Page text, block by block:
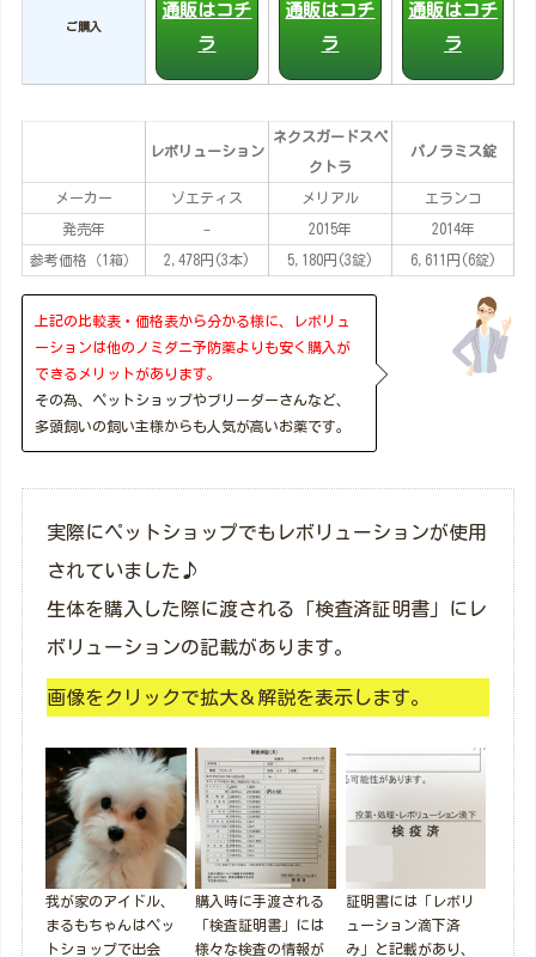
ご購入
通販はコチ
ラ
通販はコチ
ラ
通販はコチ
ラ
レボリューション
ネクスガードスペ
クトラ
パノラミス錠
メーカー ゾエティス メリアル エランコ
発売年 – 2015年 2014年
参考価格（1箱） 2,478円(3本) 5,180円(3錠) 6,611円(6錠)
上記の比較表・価格表から分かる様に、レボリュ
ーションは他のノミダニ予防薬よりも安く購入が
できるメリットがあります。
その為、ペットショップやブリーダーさんなど、
多頭飼いの飼い主様からも人気が高いお薬です。
実際にペットショップでもレボリューションが使用
されていました♪
生体を購入した際に渡される「検査済証明書」にレ
ボリューションの記載があります。
画像をクリックで拡大＆解説を表示します。
我が家のアイドル、
まるもちゃんはペッ
トショップで出会
購入時に手渡される
「検査証明書」には
様々な検査の情報が
証明書には「レボリ
ューション滴下済
み」と記載があり、